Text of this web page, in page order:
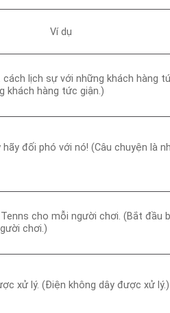
Ví dụ
lịch sự với những khách hàng
khách hàng tức giận.)
đối phó với nó! (Câu chuyện là
cho mỗi người chơi. (Bắt đầu
chơi.)
xử lý. (Điện không dây được xử lý.)